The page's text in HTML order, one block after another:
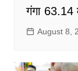
गंगा 63.14
August 8,